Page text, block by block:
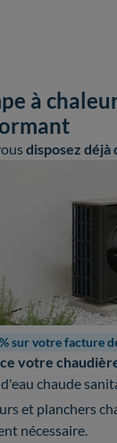
à
disposez déjà
sur votre facture
votre
chaude
et planchers
nécessaire.